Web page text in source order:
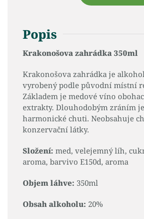
Popis
Krakonošova zahrádka 350ml
Krakonošova zahrádka je
vyrobený podle původní místní
Základem je medové víno
extrakty. Dlouhodobým zráním
harmonické chuti. Neobsahuje
konzervační látky.
Složení: med, velejemný líh,
aroma, barvivo E150d, aroma
Objem láhve: 350ml
Obsah alkoholu: 20%